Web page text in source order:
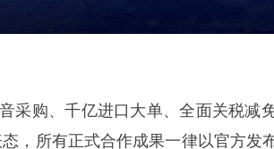
采购、千亿进口大单、全面关税减
，所有正式合作成果一律以官方发